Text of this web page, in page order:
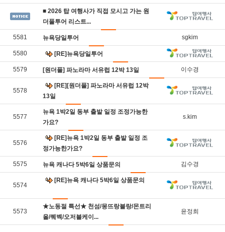
■ 2026 탑 여행사가 직접 모시고 가는 원
더풀투어 리스트​​...
5581 뉴욕당일투어 sgkim
5580 [RE]뉴욕당일투어
5579 [원더풀] 파노라마 서유럽 12박 13일 이수경
5578
[RE][원더풀] 파노라마 서유럽 12박
13일
5577
뉴욕 1박2일 동부 출발 일정 조정가능한
가요?
s.kim
5576
[RE]뉴욕 1박2일 동부 출발 일정 조
정가능한가요?
5575 뉴욕 캐나다 5박6일 상품문의 김수경
5574
[RE]뉴욕 캐나다 5박6일 상품문의
5573
★노동절 특선★ 천섬/몽뜨랑블랑/몬트리
올/퀘벡/오저블케이...
윤정희